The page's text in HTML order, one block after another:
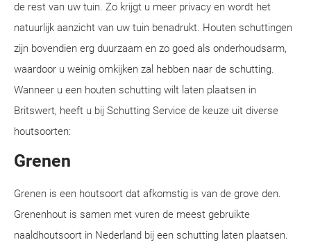
de rest van uw tuin. Zo krijgt u meer privacy en wordt het
natuurlijk aanzicht van uw tuin benadrukt. Houten schuttingen
zijn bovendien erg duurzaam en zo goed als onderhoudsarm,
waardoor u weinig omkijken zal hebben naar de schutting.
Wanneer u een houten schutting wilt laten plaatsen in
Britswert, heeft u bij Schutting Service de keuze uit diverse
houtsoorten:
Grenen
Grenen is een houtsoort dat afkomstig is van de grove den.
Grenenhout is samen met vuren de meest gebruikte
naaldhoutsoort in Nederland bij een schutting laten plaatsen.